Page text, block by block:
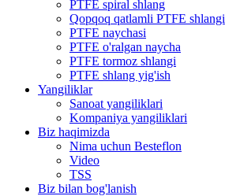
PTFE spiral shlang
Qopqoq qatlamli PTFE shlangi
PTFE naychasi
PTFE o'ralgan naycha
PTFE tormoz shlangi
PTFE shlang yig'ish
Yangiliklar
Sanoat yangiliklari
Kompaniya yangiliklari
Biz haqimizda
Nima uchun Besteflon
Video
TSS
Biz bilan bog'lanish